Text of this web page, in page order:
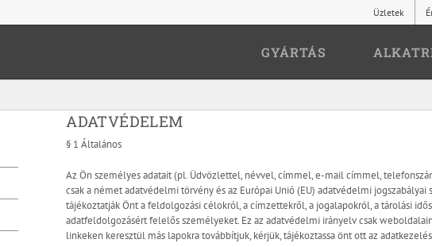
Üzletek
GYÁRTÁS
ADATVÉDELEM
§ 1 Általános
Az Ön személyes adatait (pl. Üdvözlettel, névvel, címmel, e-mail címmel,
csak a német adatvédelmi törvény és az Európai Unió (EU) adatvédelmi
tájékoztatják Önt a feldolgozási célokról, a címzettekről, a jogalapokról, a tárolási
adatfeldolgozásért felelős személyeket. Ez az adatvédelmi irányelv csak
linkeken keresztül más lapokra továbbítjuk, kérjük, tájékoztassa önt ott az